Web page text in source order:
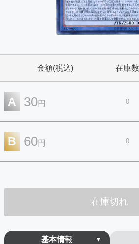
金額(税込) 在庫数
A 30円 0
B 60円 0
在庫切れ
基本情報